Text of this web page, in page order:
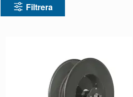
Filtrera